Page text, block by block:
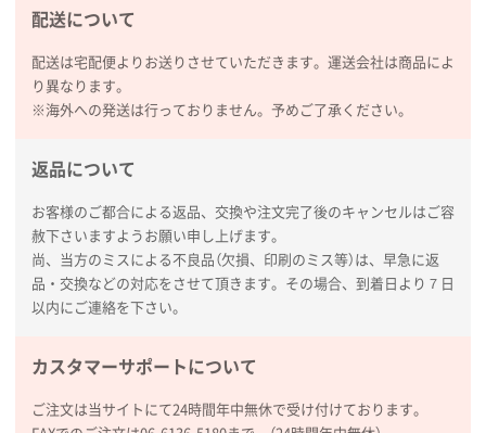
レスタスさんでは以前、自社封筒を製作していただき
ました早く、安く、丁寧につくられているので安心し
てお願いできます。
2026年02月09日 14:27
コップの形
愛知県株社様
厚手コットンA4フラットトート ナチュラル600
枚
商品がよさそうだったから
東京都N社様
配送について
配送は宅配便よりお送りさせていただきます。運送会社は商品によ
り異なります。
※海外への発送は行っておりません。予めご了承ください。
返品について
お客様のご都合による返品、交換や注文完了後のキャンセルはご容
赦下さいますようお願い申し上げます。
尚、当方のミスによる不良品（欠損、印刷のミス等）は、早急に返
品・交換などの対応をさせて頂きます。その場合、到着日より７日
以内にご連絡を下さい。
カスタマーサポートについて
ご注文は当サイトにて24時間年中無休で受け付けております。